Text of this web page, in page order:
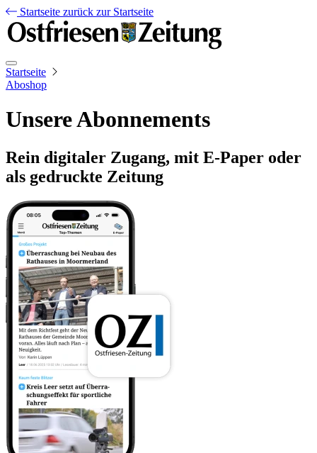
Startseite zurück zur Startseite
Startseite
Aboshop
Unsere Abonnements
Rein digitaler Zugang, mit E-Paper oder
als gedruckte Zeitung